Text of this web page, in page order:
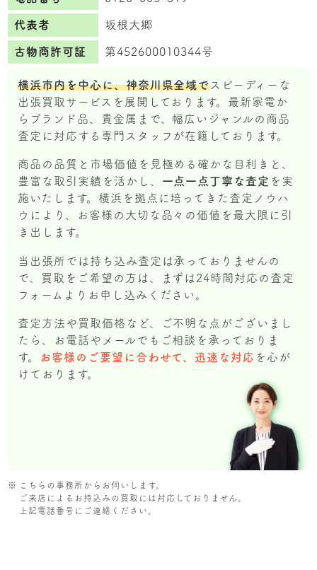
代表者 坂根大郷
古物商許可証 第452600010344号
横浜市内を中心に、神奈川県全域でスピーディーな
出張買取サービスを展開しております。最新家電か
らブランド品、貴金属まで、幅広いジャンルの商品
査定に対応する専門スタッフが在籍しております。
商品の品質と市場価値を見極める確かな目利きと、
豊富な取引実績を活かし、 一点一点丁寧な査定 を実
施いたします。横浜を拠点に培ってきた査定ノウハ
ウにより、お客様の大切な品々の価値を最大限に引
き出します。
当出張所では持ち込み査定は承っておりませんの
で、買取をご希望の方は、まずは24時間対応の査定
フォームよりお申し込みください。
査定方法や買取価格など、ご不明な点がございまし
たら、お電話やメールでもご相談を承っておりま
す。
お客様のご要望に合わせて、迅速な対応 を心が
けております。
こちらの事務所からお伺いします。
ご来店によるお持込みの買取には対応しておりません。
上記電話番号にご連絡ください。